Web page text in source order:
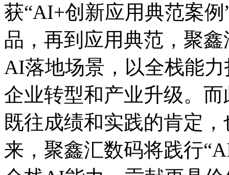
获“AI+创新应用典范案例
品，再到应用典范
AI落地场景，以全栈能
企业转型和产业升级。而
既往成绩和实践的肯定
来，聚鑫汇数码将践